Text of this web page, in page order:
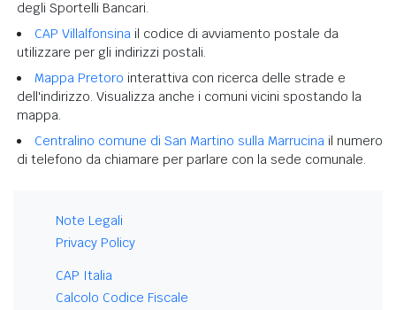
degli Sportelli Bancari.
CAP Villalfonsina il codice di avviamento postale da
utilizzare per gli indirizzi postali.
Mappa Pretoro interattiva con ricerca delle strade e
dell'indirizzo. Visualizza anche i comuni vicini spostando la
mappa.
Centralino comune di San Martino sulla Marrucina il numero
di telefono da chiamare per parlare con la sede comunale.
Note Legali
Privacy Policy
CAP Italia
Calcolo Codice Fiscale